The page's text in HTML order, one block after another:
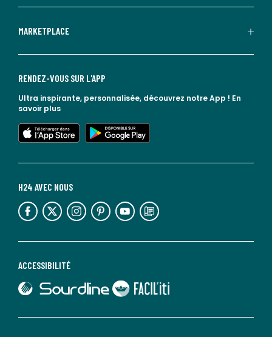
MARKETPLACE
ACCESSIBILITÉ
lien vers Sourdline
lien vers Faciliti
H24 AVEC NOUS
lien vers l'espace réseaux sociaux lien vers l'espace réseaux sociaux lien vers l'espace réseaux sociaux lien vers l'espace réseaux sociaux lien vers l'espace réseaux sociaux lien vers le blog la redoute
RENDEZ-VOUS SUR L'APP
Ultra inspirante, personnalisée, découvrez notre App ! En
savoir plus
lien vers l'app store
lien vers google play